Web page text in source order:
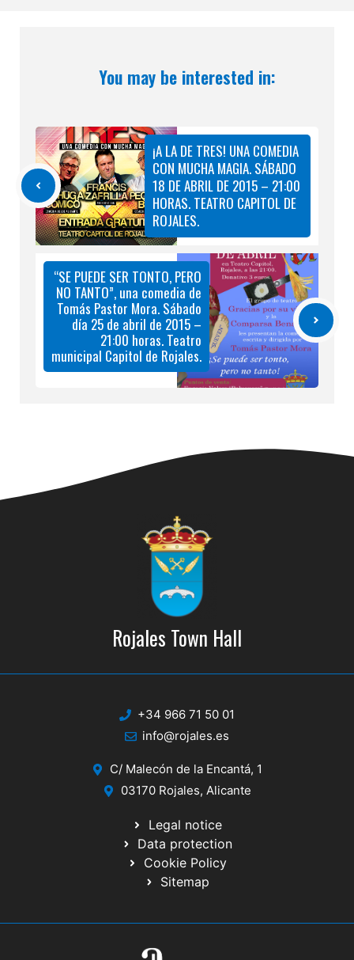
You may be interested in:
¡A LA DE TRES! UNA COMEDIA
CON MUCHA MAGIA. SÁBADO
18 DE ABRIL DE 2015 – 21:00
HORAS. TEATRO CAPITOL DE
ROJALES.
“SE PUEDE SER TONTO, PERO
NO TANTO”, una comedia de
Tomás Pastor Mora. Sábado
día 25 de abril de 2015 –
21:00 horas. Teatro
municipal Capitol de Rojales.
Rojales Town Hall
+34 966 71 50 01
info@rojales.es
C/ Malecón de la Encantá, 1
03170 Rojales, Alicante
Legal notice
Data protection
Cookie Policy
Sitemap